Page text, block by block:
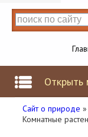
Открыть
Сайт о природе »
Комнатные